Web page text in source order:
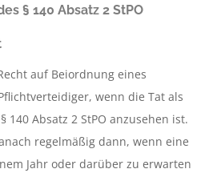
§ 140 Absatz 2 StPO
auf Beiordnung eines
wenn die Tat als
140 Absatz 2 StPO anzusehen ist.
regelmäßig dann, wenn eine
Jahr oder darüber zu erwarten